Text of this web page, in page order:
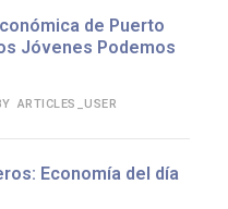
de Puerto
Jóvenes Podemos
ARTICLES_USER
Economía del día